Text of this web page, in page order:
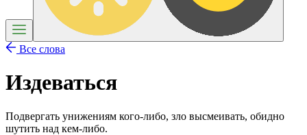
Все слова
Издеваться
Подвергать унижениям кого-либо, зло высмеивать, обидно
шутить над кем-либо.